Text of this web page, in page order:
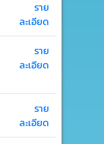
ราย
ละเอียด
ราย
ละเอียด
ราย
ละเอียด